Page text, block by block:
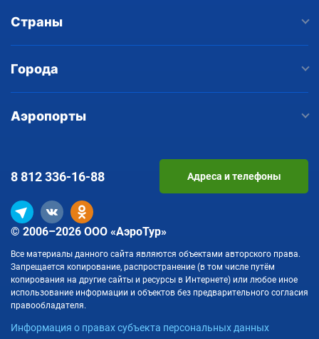
Страны
Города
Аэропорты
© 2006–2026 ООО «АэроТур»
Все материалы данного сайта являются объектами авторского права.
Запрещается копирование, распространение (в том числе путём
копирования на другие сайты и ресурсы в Интернете) или любое иное
использование информации и объектов без предварительного согласия
правообладателя.
Информация о правах субъекта персональных данных
8 812336-16-88 Адреса и телефоны